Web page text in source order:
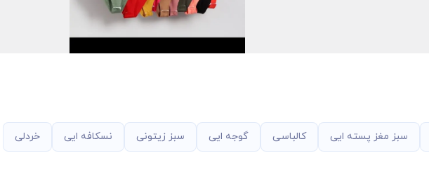
سبز مغز پسته ایی کالباسی گوجه ایی سبز زیتونی نسکافه ایی خردلی